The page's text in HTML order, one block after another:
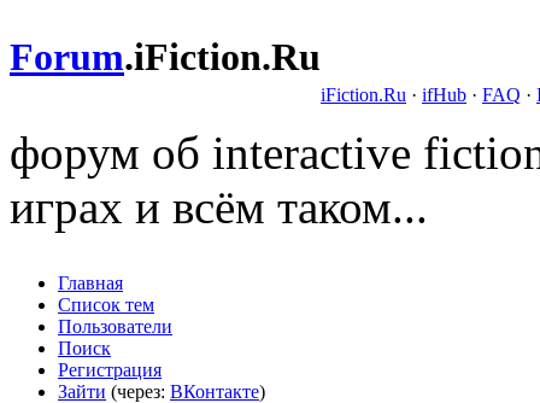
Forum.iFiction.Ru
iFiction.Ru · ifHub · FAQ ·
форум об interactive
играх и всём таком...
Главная
Список тем
Пользователи
Поиск
Регистрация
Зайти (через: ВКонтакте)